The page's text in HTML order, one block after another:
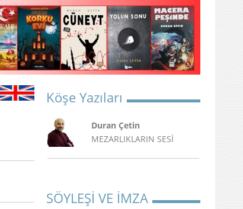
Köşe Yazıları
Duran Çetin
MEZARLIKLARIN SESİ
SÖYLEŞİ VE İMZA